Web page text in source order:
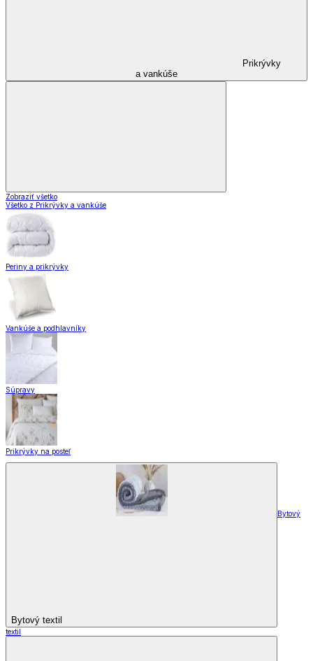
Prikrývky
a vankúše
Zobraziť všetko
Všetko z Prikrývky a vankúše
Periny a prikrývky
Vankúše a podhlavníky
Súpravy
Prikrývky na posteľ
Bytový textil
Bytový
textil